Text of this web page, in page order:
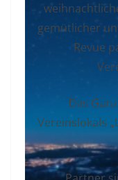
gemütlicher
Revue
Das
Vereinslokals